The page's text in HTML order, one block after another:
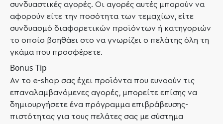
συνδυαστικές αγορές. Οι αγορές αυτές μπορούν να
αφορούν είτε την ποσότητα των τεμαχίων, είτε
συνδυασμό διαφορετικών προϊόντων ή κατηγοριών
το οποίο βοηθάει στο να γνωρίζει ο πελάτης όλη τη
γκάμα που προσφέρετε.
Bonus Tip
Αν το e-shop σας έχει προϊόντα που ευνοούν τις
επαναλαμβανόμενες αγορές, μπορείτε επίσης να
δημιουργήσετε ένα πρόγραμμα επιβράβευσης-
πιστότητας για τους πελάτες σας με σύστημα